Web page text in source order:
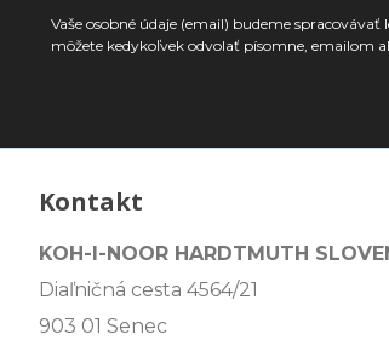
Vaše osobné údaje (email) budeme
môžete kedykoľvek odvolať písomne, emailom
Kontakt
KOH-I-NOOR HARDTMUTH
Diaľničná cesta 4564/21
903 01 Senec